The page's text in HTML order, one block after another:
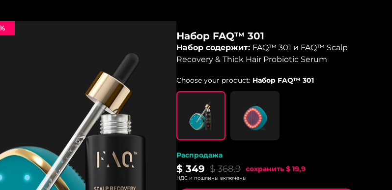
Набор FAQ™ 301
Набор содержит: FAQ™ 301 и FAQ™ Scalp
Recovery & Thick Hair Probiotic Serum
Choose your product: Набор FAQ™ 301
Распродажа
$ 349 $ 368,9 сохранить$ 19,9
НДС и пошлины включены